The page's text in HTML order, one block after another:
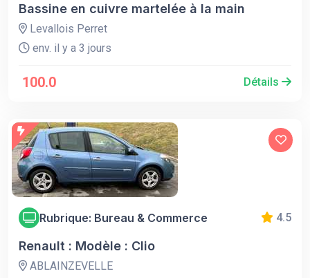
Bassine en cuivre martelée à la main
Levallois Perret
env. il y a 3 jours
100.0 Détails
Rubrique: Bureau & Commerce 4.5
Renault : Modèle : Clio
ABLAINZEVELLE